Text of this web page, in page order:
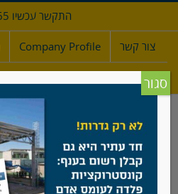
התקשר עכשיו 5765*
צור קשר Company Profile
סגור